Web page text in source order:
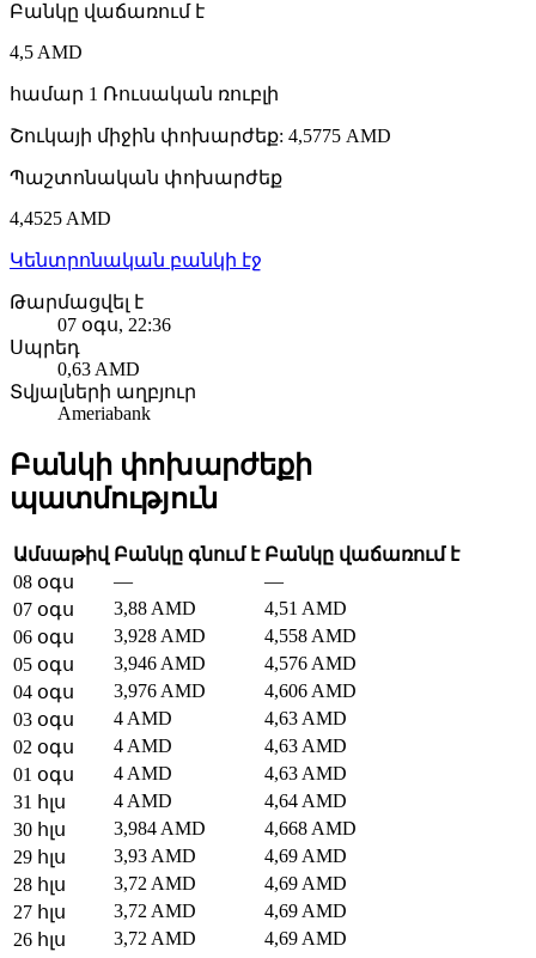
Բանկը վաճառում է
4,5 AMD
համար 1 Ռուսական ռուբլի
Շուկայի միջին փոխարժեք: 4,5775 AMD
Պաշտոնական փոխարժեք
4,4525 AMD
Կենտրոնական բանկի էջ
Թարմացվել է
07 օգս, 22:36
Սպրեդ
0,63 AMD
Տվյալների աղբյուր
Ameriabank
Բանկի փոխարժեքի
պատմություն
Ամսաթիվ Բանկը գնում է Բանկը վաճառում է
08 օգս
—
—
07 օգս
3,88 AMD
4,51 AMD
06 օգս
3,928 AMD
4,558 AMD
05 օգս
3,946 AMD
4,576 AMD
04 օգս
3,976 AMD
4,606 AMD
03 օգս
4 AMD
4,63 AMD
02 օգս
4 AMD
4,63 AMD
01 օգս
4 AMD
4,63 AMD
31 հլս
4 AMD
4,64 AMD
30 հլս
3,984 AMD
4,668 AMD
29 հլս
3,93 AMD
4,69 AMD
28 հլս
3,72 AMD
4,69 AMD
27 հլս
3,72 AMD
4,69 AMD
26 հլս
3,72 AMD 4,69 AMD